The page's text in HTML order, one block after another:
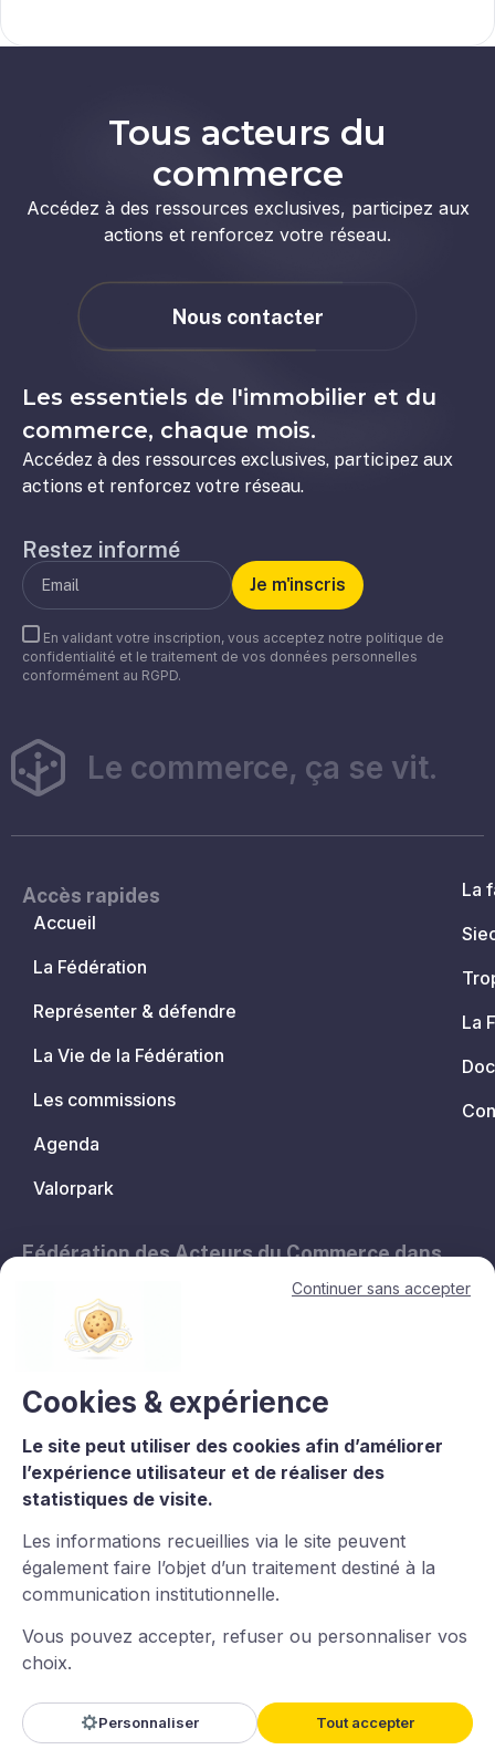
Tous acteurs du
commerce
Accédez à des ressources exclusives, participez aux
actions et renforcez votre réseau.
Nous contacter
Les essentiels de l'immobilier et du
commerce, chaque mois.
Accédez à des ressources exclusives, participez aux
actions et renforcez votre réseau.
Restez informé
En validant votre inscription, vous acceptez notre politique de
confidentialité et le traitement de vos données personnelles
conformément au RGPD.
Le commerce, ça se vit.
Accès rapides
Accueil
La Fédération
Représenter & défendre
La Vie de la Fédération
Les commissions
Agenda
Valorpark
La
La
Fédération des Acteurs du Commerce dans
11, avenue de l'Opéra - 75001 Paris
contact@lesacteursducommerce.com
+33 1 53 43 82 60
Le CNCC est un organisme de formation enregistré sous le numéro
11756688975 auprès du préfet de région d’Île-de-France. La
certification qualité est délivrée au titre de la catégorie : L.6313-
de Freepik.
Imaginé et conçu par
Ce site est protégé par reCAPTCHA — la Politique de confidentialité
Conditions d'utilisationde Google s'appliquent.
Continuer sans accepter
Cookies & expérience
Le site peut utiliser des cookies afin d’améliorer
l’expérience utilisateur et de réaliser des
statistiques de visite.
Les informations recueillies via le site peuvent
également faire l’objet d’un traitement destiné à la
communication institutionnelle.
Vous pouvez accepter, refuser ou personnaliser vos
choix.
Personnaliser Tout accepter